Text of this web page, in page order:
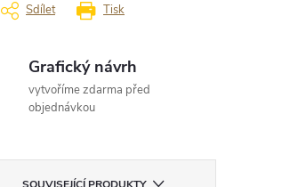
Tisk
Sdílet
Grafický návrh
vytvoříme zdarma před
objednávkou